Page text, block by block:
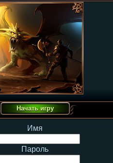
Имя
Пароль